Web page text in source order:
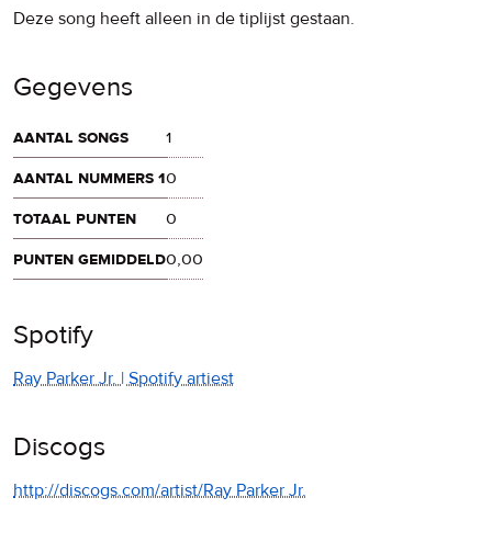
Deze song heeft alleen in de tiplijst gestaan.
Gegevens
aantal songs
1
aantal nummers 10
totaal punten
0
punten gemiddeld0,00
Spotify
Ray Parker Jr. | Spotify artiest
Discogs
http://discogs.com/artist/Ray Parker Jr.